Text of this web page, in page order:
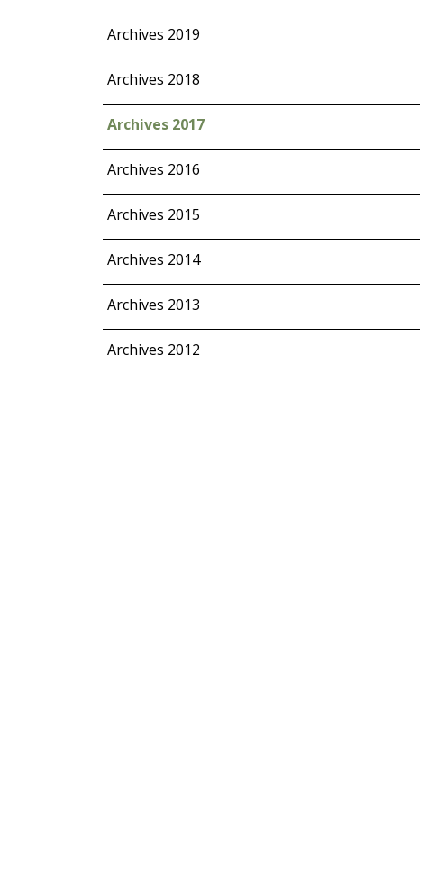
Archives 2019
Archives 2018
Archives 2017
Archives 2016
Archives 2015
Archives 2014
Archives 2013
Archives 2012